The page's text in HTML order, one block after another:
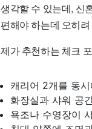
생각할 수 있는데, 신
편해야 하는데 오히
제가 추천하는 체크
캐리어 2개를 동
화장실과 샤워 공
욕조나 수영장이